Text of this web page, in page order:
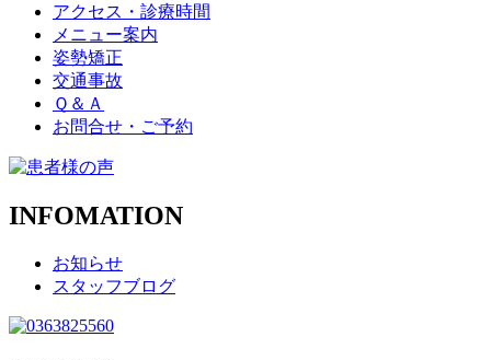
アクセス・診療時間
メニュー案内
姿勢矯正
交通事故
Ｑ＆Ａ
お問合せ・ご予約
INFOMATION
お知らせ
スタッフブログ